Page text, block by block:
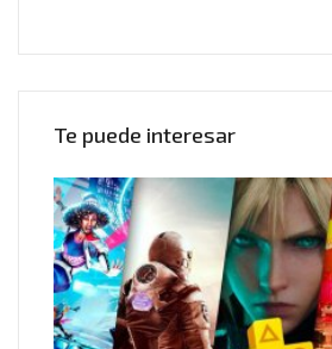
Te puede interesar